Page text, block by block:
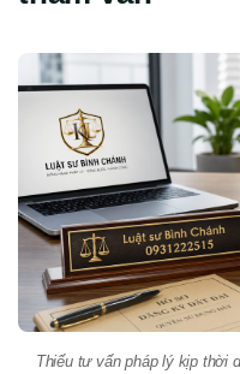
Thiếu tư vấn pháp lý kịp thời